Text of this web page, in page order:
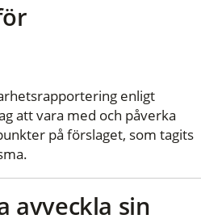
enligt
att vara med och påverka
på förslaget, som tagits
avveckla sin